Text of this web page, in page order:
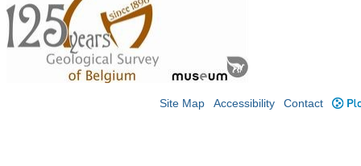
Site Map Accessibility Contact